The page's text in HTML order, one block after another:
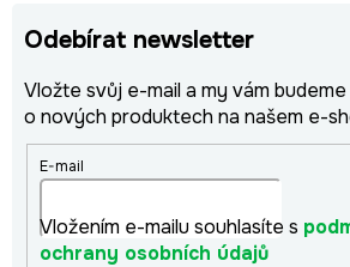
Odebírat newsletter
Vložte svůj e-mail a my vám
o nových produktech na našem e-
E-mail
Vložením e-mailu souhlasíte s
ochrany osobních údajů